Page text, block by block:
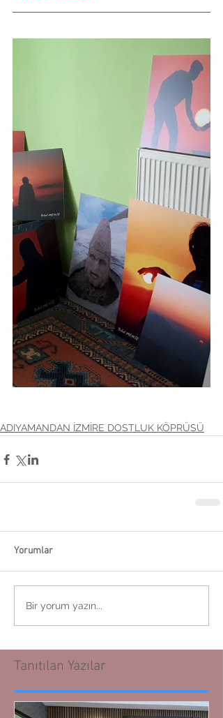
ADIYAMANDAN İZMİRE DOSTLUK KÖPRÜSÜ
Yorumlar
Bir yorum yazın...
Tanıtılan Yazılar